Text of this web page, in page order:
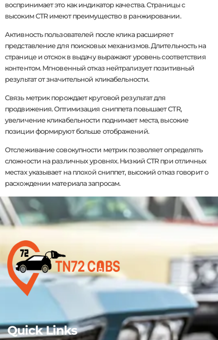
воспринимает это как индикатор качества. Страницы с
высоким CTR имеют преимущество в ранжировании.
Активность пользователей после клика расширяет
представление для поисковых механизмов. Длительность на
странице и отскок в выдачу выражают уровень соответствия
контентом. Мгновенный отказ нейтрализует позитивный
результат от значительной кликабельности.
Связь метрик порождает круговой результат для
продвижения. Оптимизация сниппета повышает CTR,
увеличение кликабельности поднимает места, высокие
позиции формируют больше отображений.
Отслеживание совокупности метрик позволяет определять
сложности на различных уровнях. Низкий CTR при отличных
местах указывает на плохой сниппет, высокий отказ говорит о
расхождении материала запросам.
Quick Links